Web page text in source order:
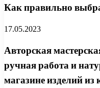
Как правильно
17.05.2023
Авторская
ручная работа и
магазине изделий из